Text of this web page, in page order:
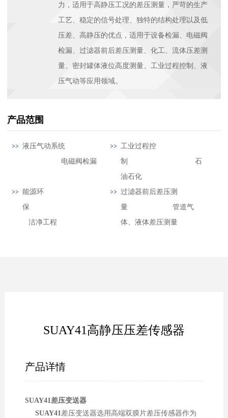
力，适用于高静压工况的差压测量，严苛的生产
工艺、稳定的信号处理、独特的结构处理以及低
压差、高静压的优点，适用于设备检漏、电磁阀
检漏、过滤器前后差压测量、化工、流体压差测
量、密封罐体液位高度测量、工业过程控制、液
压气动等应用领域。
产品范围
液压气动系统
电磁阀检漏
工业过程控
制 石
油石化
能源环
保
洁净工程
过滤器前后差压测
量 管道气
体、液体差压测量
SUAY41高静压压差传感器
产品详情
SUAY41差压变送器
SUAY41差压变送器选用高端双膜片差压传感器作为